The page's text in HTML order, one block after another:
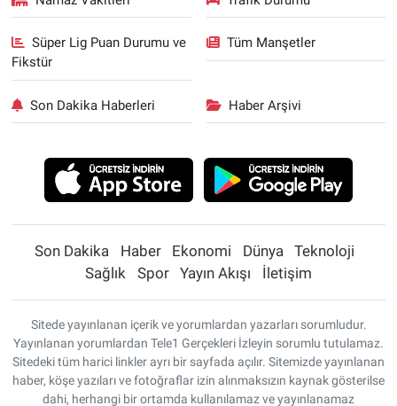
Süper Lig Puan Durumu ve
Fikstür
Tüm Manşetler
Son Dakika Haberleri Haber Arşivi
Son Dakika Haber Ekonomi Dünya
Teknoloji
Sağlık
Spor Yayın Akışı İletişim
Sitede yayınlanan içerik ve yorumlardan yazarları sorumludur.
Yayınlanan yorumlardan Tele1 Gerçekleri İzleyin sorumlu tutulamaz.
Sitedeki tüm harici linkler ayrı bir sayfada açılır. Sitemizde yayınlanan
haber, köşe yazıları ve fotoğraflar izin alınmaksızın kaynak gösterilse
dahi, herhangi bir ortamda kullanılamaz ve yayınlanamaz